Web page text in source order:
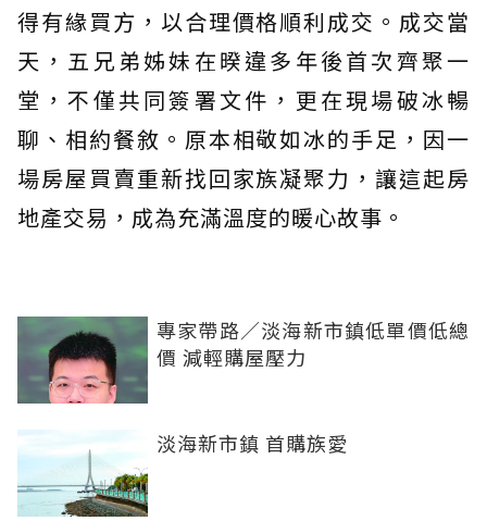
得有緣買方，以合理價格順利成交。成交當
天，五兄弟姊妹在暌違多年後首次齊聚一
堂，不僅共同簽署文件，更在現場破冰暢
聊、相約餐敘。原本相敬如冰的手足，因一
場房屋買賣重新找回家族凝聚力，讓這起房
地產交易，成為充滿溫度的暖心故事。
專家帶路／淡海新市鎮低單價低總
價 減輕購屋壓力
淡海新市鎮 首購族愛